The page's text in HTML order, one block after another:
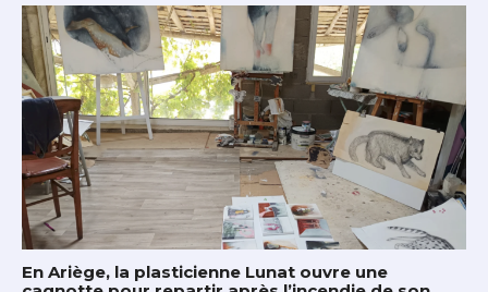
En Ariège, la plasticienne Lunat ouvre une